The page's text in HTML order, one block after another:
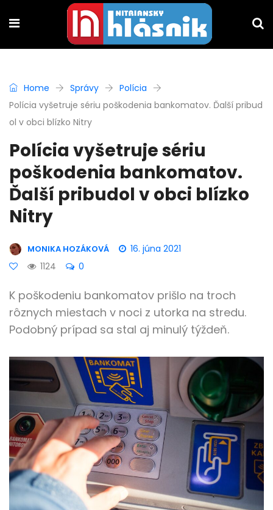
Home Správy
Polícia
Polícia vyšetruje sériu poškodenia bankomatov. Ďalší pribud
ol v obci blízko Nitry
Polícia vyšetruje sériu
poškodenia bankomatov.
Ďalší pribudol v obci blízko
Nitry
MONIKA HOZÁKOVÁ
16. júna 2021
1124
0
K poškodeniu bankomatov prišlo na troch
rôznych miestach v noci z utorka na stredu.
Podobný prípad sa stal aj minulý týždeň.